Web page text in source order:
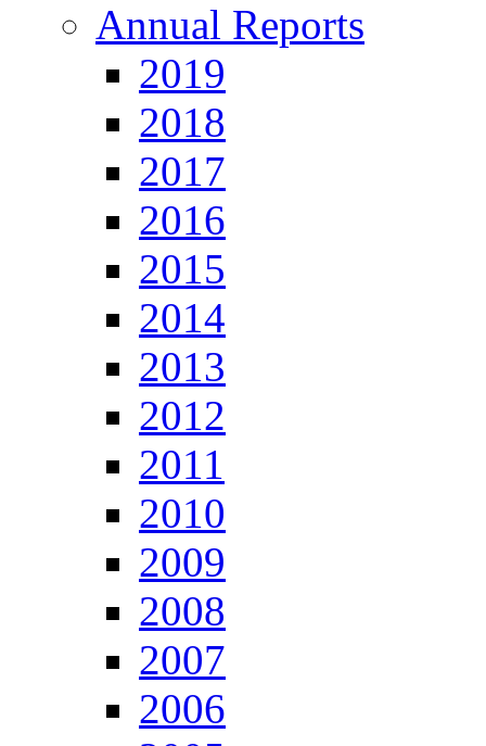
Annual Reports
2019
2018
2017
2016
2015
2014
2013
2012
2011
2010
2009
2008
2007
2006